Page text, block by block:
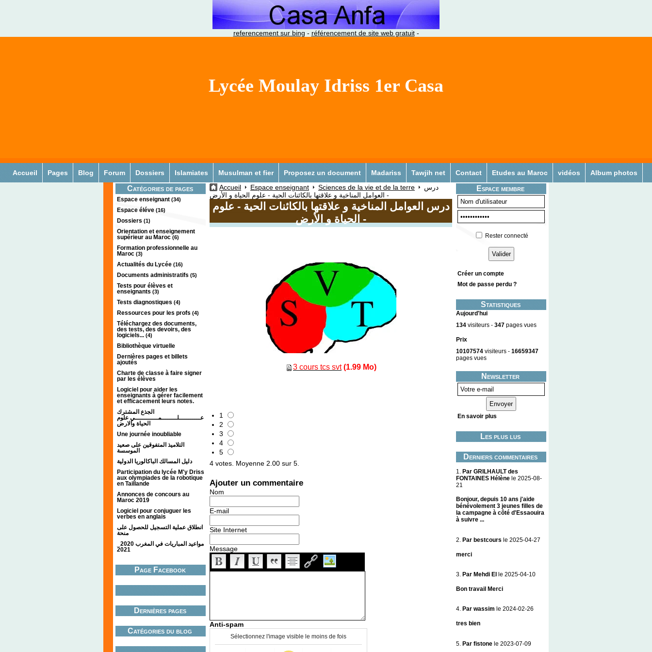
referencement sur bing - référencement de site web gratuit-
Lycée Moulay Idriss 1er Casa
Accueil Pages Blog Forum Dossiers Islamiates Musulman et fier Proposez un document Madariss Tawjih net Contact Etudes au Maroc vidéos Album photos
Catégories de pages
Espace enseignant (34)
Espace éléve (16)
Dossiers (1)
Orientation et enseignement
supérieur au Maroc (6)
Formation professionnelle au
Maroc (3)
Actualités du Lycée (16)
Documents administratifs (5)
Tests pour élèves et
enseignants (3)
Tests diagnostiques (4)
Ressources pour les profs (4)
Téléchargez des documents,
des tests, des devoirs, des
logiciels... (4)
Bibliothèque virtuelle
Dernières pages et billets
ajoutés
Charte de classe à faire signer
par les élèves
Logiciel pour aider les
enseignants à gérer facilement
et efficacement leurs notes.
الجذع المشترك
عـــــــــــلــــــــمــــــــــــي علوم
الحياة والارض
Une journée inoubliable
التلاميذ المتفوقين على صعيد
الموسسة
دليل المسالك الباكالوريا الدولية
Participation du lycée M'y Driss
aux olympiades de la robotique
en Taillande
Annonces de concours au
Maroc 2019
Logiciel pour conjuguer les
verbes en anglais
انطلاق عملية التسجيل للحصول على
منحة
2021
Page Facebook
Dernières pages
Catégories du blog
Espace membre
Rester connecté
Créer un compte
Mot de passe perdu ?
Statistiques
Aujourd'hui
134 visiteurs - 347 pages vues
Prix
10107574 visiteurs - 16659347
pages vues
Newsletter
En savoir plus
Les plus lus
Derniers commentaires
1.
Par GRILHAULT des
FONTAINES Hélène le 2025-08-
21
Bonjour, depuis 10 ans j'aide
bénévolement 3 jeunes filles de
la campagne à côté d'Essaouira
à suivre ...
2. Par bestcours le 2025-04-27
merci
3. Par Mehdi El le 2025-04-10
Bon travail Merci
4. Par wassim le 2024-02-26
tres bien
5. Par fistone le 2023-07-09
Accueil Espace enseignant Sciences de la vie et de la terre
درس
العوامل المناخية و علاقتها بالكائنات الحية - علوم الحياة و الأرض -
درس العوامل المناخية و علاقتها بالكائنات الحية - علوم
الحياة و الأرض -
3 cours tcs svt(1.99 Mo)
1
2
3
4
5
4 votes. Moyenne 2.00 sur 5.
Ajouter un commentaire
Nom
E-mail
Site Internet
Message
Anti-spam
Sélectionnez l'image visible le moins de fois